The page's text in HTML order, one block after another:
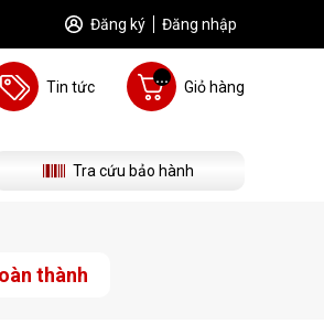
Đăng ký Đăng nhập
Tin tức Giỏ hàng
...
Tra cứu bảo hành
thành